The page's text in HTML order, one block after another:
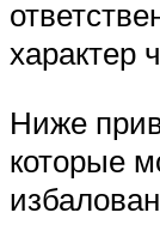
характер
Ниже
которые